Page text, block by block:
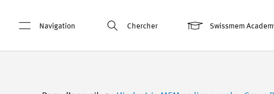
Navigation Chercher Swissmem